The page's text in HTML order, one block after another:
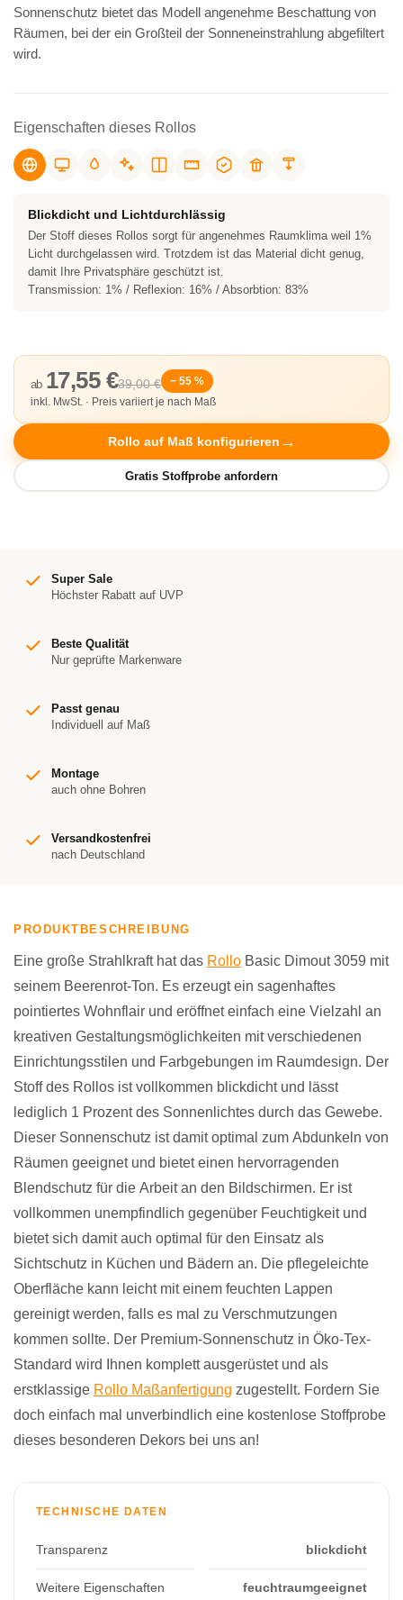
Sonnenschutz bietet das Modell angenehme Beschattung von
Räumen, bei der ein Großteil der Sonneneinstrahlung abgefiltert
wird.
Eigenschaften dieses Rollos
Blickdicht und Lichtdurchlässig
Der Stoff dieses Rollos sorgt für angenehmes Raumklima weil 1%
Licht durchgelassen wird. Trotzdem ist das Material dicht genug,
damit Ihre Privatsphäre geschützt ist.
Transmission: 1% / Reflexion: 16% / Absorbtion: 83%
39,00 €
ab 17,55 €
− 55 %
inkl. MwSt. · Preis variiert je nach Maß
Rollo auf Maß konfigurieren
Super Sale
Höchster Rabatt auf UVP
Beste Qualität
Nur geprüfte Markenware
Passt genau
Individuell auf Maß
Montage
auch ohne Bohren
Versandkostenfrei
nach Deutschland
PRODUKTBESCHREIBUNG
Eine große Strahlkraft hat das Rollo Basic Dimout 3059 mit
seinem Beerenrot-Ton. Es erzeugt ein sagenhaftes
pointiertes Wohnflair und eröffnet einfach eine Vielzahl an
kreativen Gestaltungsmöglichkeiten mit verschiedenen
Einrichtungsstilen und Farbgebungen im Raumdesign. Der
Stoff des Rollos ist vollkommen blickdicht und lässt
lediglich 1 Prozent des Sonnenlichtes durch das Gewebe.
Dieser Sonnenschutz ist damit optimal zum Abdunkeln von
Räumen geeignet und bietet einen hervorragenden
Blendschutz für die Arbeit an den Bildschirmen. Er ist
vollkommen unempfindlich gegenüber Feuchtigkeit und
bietet sich damit auch optimal für den Einsatz als
Sichtschutz in Küchen und Bädern an. Die pflegeleichte
Oberfläche kann leicht mit einem feuchten Lappen
gereinigt werden, falls es mal zu Verschmutzungen
kommen sollte. Der Premium-Sonnenschutz in Öko-Tex-
Standard wird Ihnen komplett ausgerüstet und als
erstklassige Rollo Maßanfertigung zugestellt. Fordern Sie
doch einfach mal unverbindlich eine kostenlose Stoffprobe
dieses besonderen Dekors bei uns an!
TECHNISCHE DATEN
Transparenz blickdicht
Weitere Eigenschaften
feuchtraumgeeignet